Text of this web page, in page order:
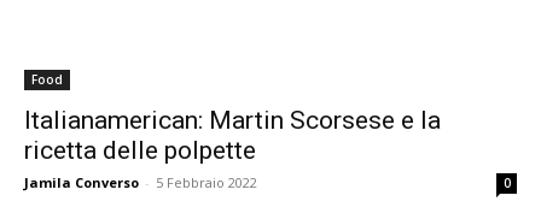
Food
Italianamerican: Martin Scorsese e la
ricetta delle polpette
Jamila Converso - 5 Febbraio 2022 0